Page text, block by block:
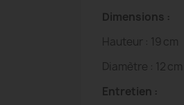
Dimensions :
Hauteur : 19 cm
Diamètre : 12 cm
Entretien :